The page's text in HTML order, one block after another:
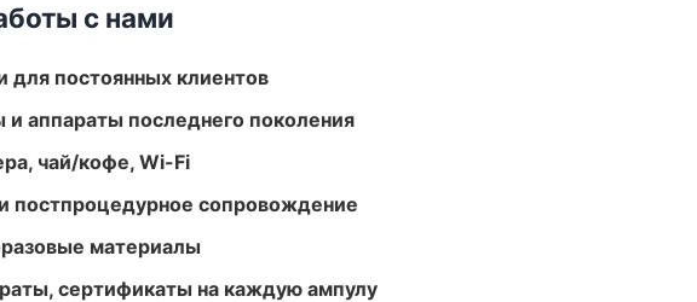
с нами
для постоянных клиентов
аппараты последнего поколения
чай/кофе, Wi-Fi
и постпроцедурное сопровождение
материалы
сертификаты на каждую ампулу